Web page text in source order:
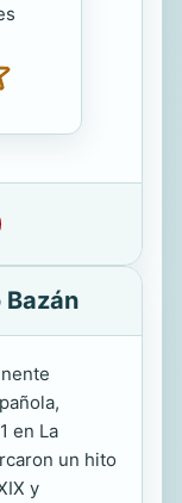
Bazán
en La
un hito
y